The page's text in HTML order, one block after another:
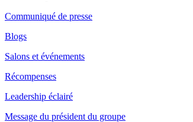
Communiqué de presse
Blogs
Salons et événements
Récompenses
Leadership éclairé
Message du président du groupe